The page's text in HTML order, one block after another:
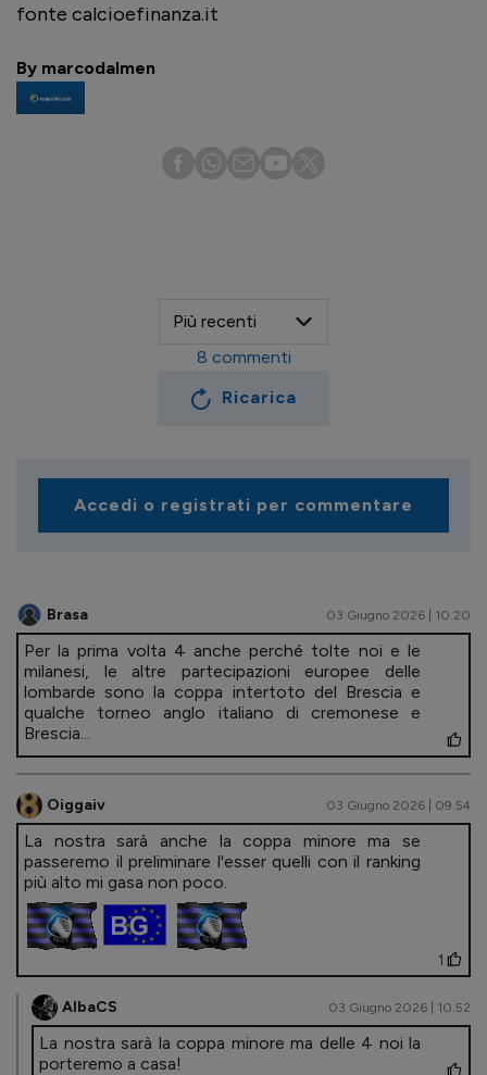
fonte calcioefinanza.it
By marcodalmen
Ricarica
8 commenti
Accedi o registrati per commentare
Brasa 03 Giugno 2026 | 10.20
Per la prima volta 4 anche perché tolte noi e le
milanesi, le altre partecipazioni europee delle
lombarde sono la coppa intertoto del Brescia e
qualche torneo anglo italiano di cremonese e
Brescia...
Oiggaiv 03 Giugno 2026 | 09.54
La nostra sarà anche la coppa minore ma se
passeremo il preliminare l'esser quelli con il ranking
più alto mi gasa non poco.
1
AlbaCS 03 Giugno 2026 | 10.52
La nostra sarà la coppa minore ma delle 4 noi la
porteremo a casa!